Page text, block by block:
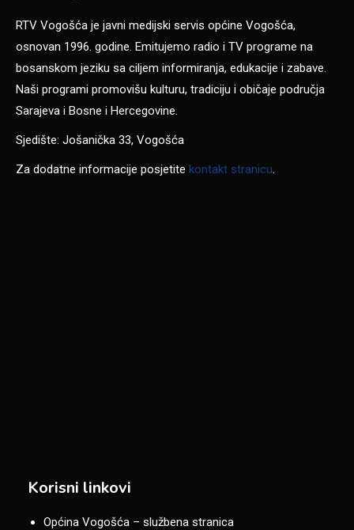
RTV Vogošća je javni medijski servis općine Vogošća,
osnovan 1996. godine. Emitujemo radio i TV programe na
bosanskom jeziku sa ciljem informiranja, edukacije i zabave.
Naši programi promovišu kulturu, tradiciju i običaje područja
Sarajeva i Bosne i Hercegovine.
Sjedište: Jošanička 33, Vogošća
Za dodatne informacije posjetite kontakt stranicu.
Korisni linkovi
Općina Vogošća – službena stranica